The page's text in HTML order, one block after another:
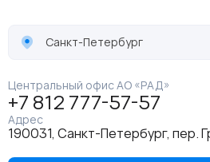
Санкт-Петербург
Центральный офис АО «РАД»
+7 812 777-57-57
Адрес
190031, Санкт-Петербург, пер.